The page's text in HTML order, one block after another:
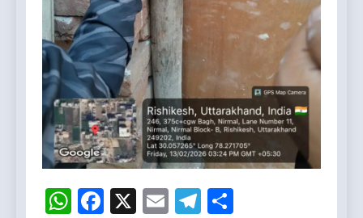
WhatsApp
Facebook
X EmailTelegram